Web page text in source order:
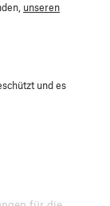
unseren
und es